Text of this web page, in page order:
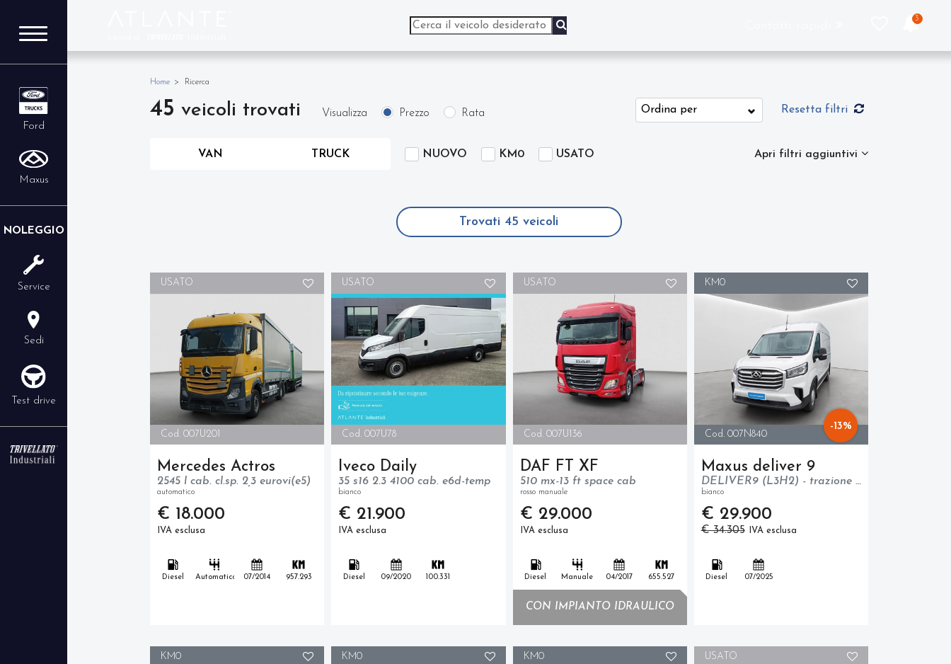
3
Ford
Maxus
NOLEGGIO
Service
Sedi
Test drive
Home Ricerca
45 veicoli trovati Visualizza Prezzo Rata Resetta filtri
VAN TRUCK NUOVO KM0 USATO Apri filtri aggiuntivi
Trovati 45 veicoli
USATO
Cod. 007U201
Mercedes Actros
2545 l cab. cl.sp. 2,3 eurovi(e5)
automatico
€ 18.000
IVA esclusa
Diesel Automatico 07/2014 957.293
USATO
Cod. 007U78
Iveco Daily
35 s16 2.3 4100 cab. e6d-temp
bianco
€ 21.900
IVA esclusa
Diesel 09/2020 100.331
USATO
Cod. 007U136
DAF FT XF
510 mx-13 ft space cab
rosso manuale
€ 29.000
IVA esclusa
Diesel Manuale 04/2017 655.527
CON IMPIANTO IDRAULICO
KM0
-13%
Cod. 007N840
Maxus deliver 9
DELIVER9 (L3H2) - trazione anteriore - N1
bianco
€ 29.900
€ 34.305 IVA esclusa
Diesel 07/2025
KM0 KM0 KM0 USATO